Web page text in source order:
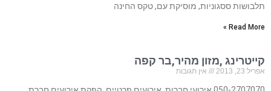
תלבושות ססגוניות, מוסיקת עם, טקס החינה
Read More »
קייטרינג ,מזון מהיר,בר קפה
אפריל 23, 2013 אין תגובות